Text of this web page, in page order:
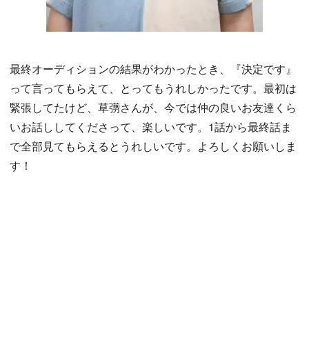
最終オーディションの結果がわかったとき、『決定です』
って言ってもらえて、とってもうれしかったです。最初は
緊張してたけど、草彅さんが、今では仲の良いお友達くら
いお話ししてくださって、楽しいです。1話から最終話ま
で全部見てもらえるとうれしいです。よろしくお願いしま
す！